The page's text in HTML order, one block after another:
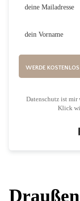
WERDE
Datenschutz ist
Klick
Draußen